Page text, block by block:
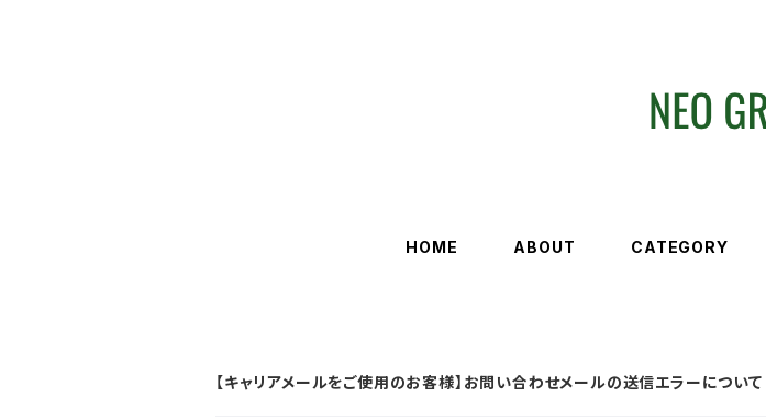
HOME ABOUT CATEGORY
【キャリアメールをご使用のお客様】お問い合わせメールの送信エラーについて